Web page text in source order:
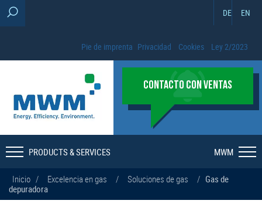
DE EN
Pie de imprenta Privacidad Cookies Ley 2/2023
CONTACTO CON VENTAS
PRODUCTS & SERVICES MWM
Inicio / Excelencia en gas / Soluciones de gas / Gas de
depuradora